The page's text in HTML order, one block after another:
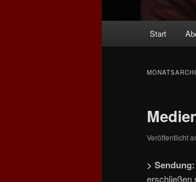
Start
Veröffentlicht
> Sendung:
erschließen